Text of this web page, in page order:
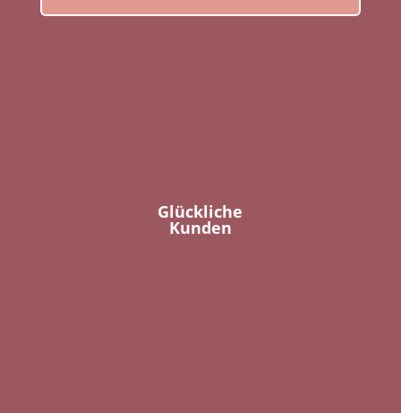
Glückliche
Kunden